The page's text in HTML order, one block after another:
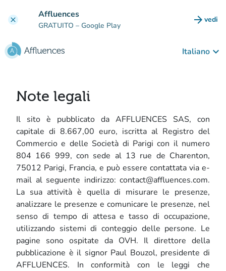
clear Affluences
GRATUITO – Google Play arrow_forward vedi
Italiano keyboard_arrow_down
Note legali
Il sito è pubblicato da AFFLUENCES SAS, con
capitale di 8.667,00 euro, iscritta al Registro del
Commercio e delle Società di Parigi con il numero
804 166 999, con sede al 13 rue de Charenton,
75012 Parigi, Francia, e può essere contattata via e-
mail al seguente indirizzo: contact@affluences.com.
La sua attività è quella di misurare le presenze,
analizzare le presenze e comunicare le presenze, nel
senso di tempo di attesa e tasso di occupazione,
utilizzando sistemi di conteggio delle persone. Le
pagine sono ospitate da OVH. Il direttore della
pubblicazione è il signor Paul Bouzol, presidente di
AFFLUENCES. In conformità con le leggi che